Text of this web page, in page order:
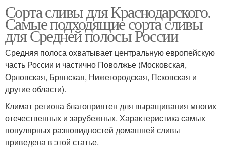
Сорта сливы для Краснодарского.
Самые подходящие сорта сливы
для Средней полосы России
Средняя полоса охватывает центральную европейскую
часть России и частично Поволжье (Московская,
Орловская, Брянская, Нижегородская, Псковская и
другие области).
Климат региона благоприятен для выращивания многих
отечественных и зарубежных. Характеристика самых
популярных разновидностей домашней сливы
приведена в этой статье.